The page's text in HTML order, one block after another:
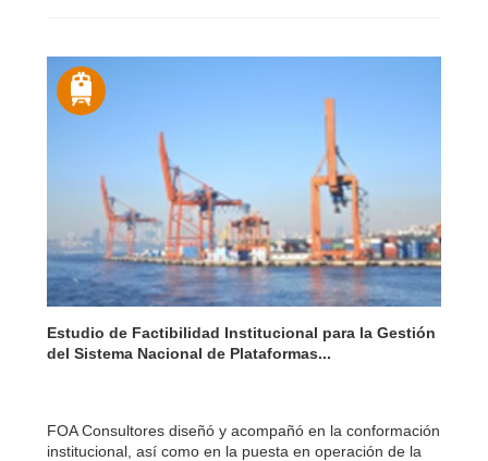
Estudio de Factibilidad Institucional para la Gestión
del Sistema Nacional de Plataformas...
FOA Consultores diseñó y acompañó en la conformación
institucional, así como en la puesta en operación de la